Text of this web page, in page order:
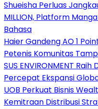
Shueisha Perluas
MILLION, Platform
Bahasa
Haier Gandeng AO 1
Petenis Komunitas
SUS ENVIRONMENT
Percepat Ekspansi
UOB Perkuat Bisnis
Kemitraan Distribusi